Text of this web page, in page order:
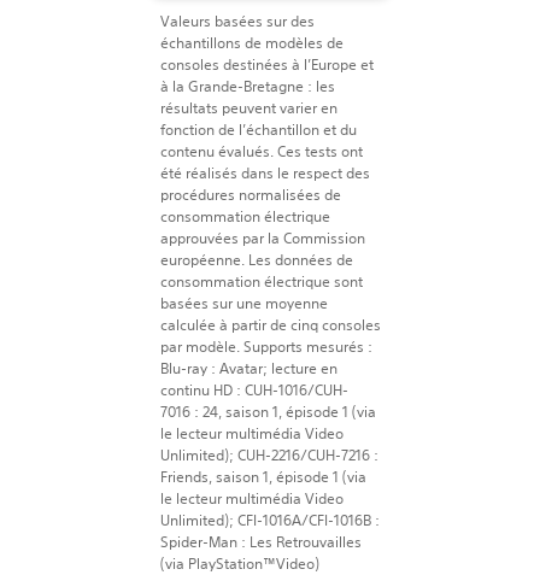
Valeurs basées sur des
échantillons de modèles de
consoles destinées à l’Europe et
à la Grande-Bretagne : les
résultats peuvent varier en
fonction de l’échantillon et du
contenu évalués. Ces tests ont
été réalisés dans le respect des
procédures normalisées de
consommation électrique
approuvées par la Commission
européenne. Les données de
consommation électrique sont
basées sur une moyenne
calculée à partir de cinq consoles
par modèle. Supports mesurés :
Blu-ray : Avatar; lecture en
continu HD : CUH-1016/CUH-
7016 : 24, saison 1, épisode 1 (via
le lecteur multimédia Video
Unlimited); CUH-2216/CUH-7216 :
Friends, saison 1, épisode 1 (via
le lecteur multimédia Video
Unlimited); CFI-1016A/CFI-1016B :
Spider-Man : Les Retrouvailles
(via PlayStation™Video)